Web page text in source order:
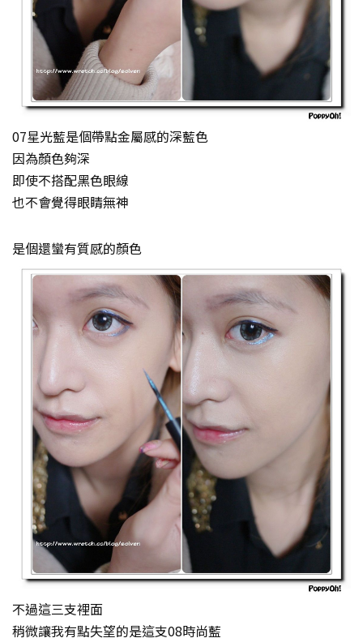
07星光藍是個帶點金屬感的深藍色
因為顏色夠深
即使不搭配黑色眼線
也不會覺得眼睛無神
是個還蠻有質感的顏色
不過這三支裡面
稍微讓我有點失望的是這支08時尚藍